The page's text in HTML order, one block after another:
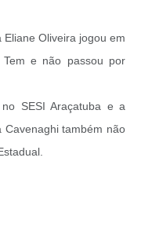
Oliveira jogou em
e não passou por
SESI Araçatuba e a
Cavenaghi também não